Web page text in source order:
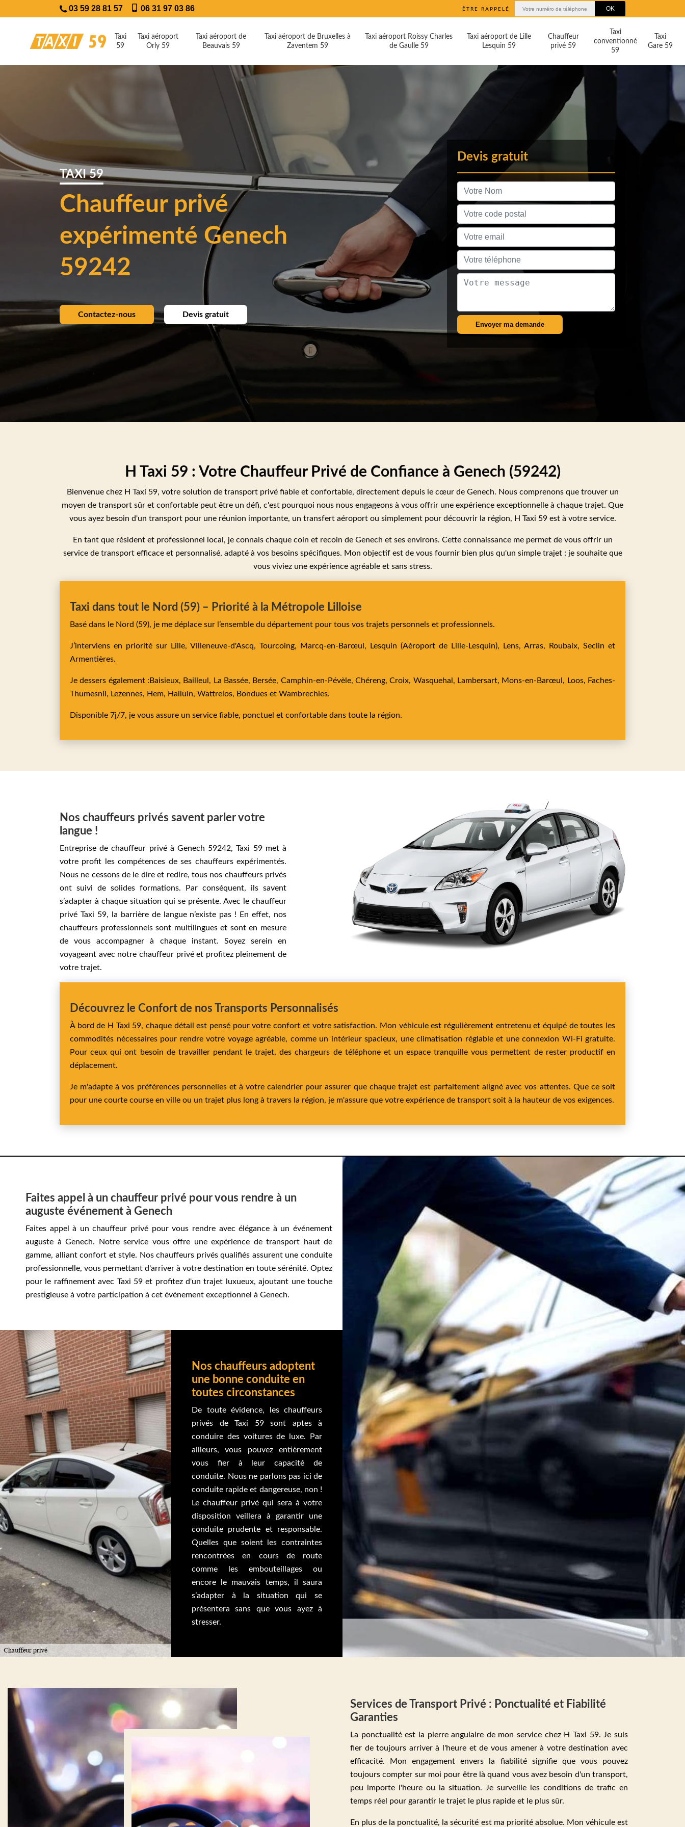
03 59 28 81 57 06 31 97 03 86 ÊTRE RAPPELÉ
Taxi
59
Taxi aéroport
Orly 59
Taxi aéroport de
Beauvais 59
Taxi aéroport de Bruxelles à
Zaventem 59
Taxi aéroport Roissy Charles
de Gaulle 59
Taxi aéroport de Lille
Lesquin 59
Chauffeur
privé 59
Taxi
conventionné
59
Taxi
Gare 59
TAXI 59
Chauffeur privé
expérimenté Genech
59242
Contactez-nous Devis gratuit
Devis gratuit
H Taxi 59 : Votre Chauffeur Privé de Confiance à Genech (59242)
Bienvenue chez H Taxi 59, votre solution de transport privé fiable et confortable, directement depuis le cœur de Genech. Nous comprenons que trouver un
moyen de transport sûr et confortable peut être un défi, c'est pourquoi nous nous engageons à vous offrir une expérience exceptionnelle à chaque trajet. Que
vous ayez besoin d'un transport pour une réunion importante, un transfert aéroport ou simplement pour découvrir la région, H Taxi 59 est à votre service.
En tant que résident et professionnel local, je connais chaque coin et recoin de Genech et ses environs. Cette connaissance me permet de vous offrir un
service de transport efficace et personnalisé, adapté à vos besoins spécifiques. Mon objectif est de vous fournir bien plus qu'un simple trajet : je souhaite que
vous viviez une expérience agréable et sans stress.
Taxi dans tout le Nord (59) – Priorité à la Métropole Lilloise
Basé dans le Nord (59), je me déplace sur l’ensemble du département pour tous vos trajets personnels et professionnels.
J’interviens en priorité sur Lille, Villeneuve-d'Ascq, Tourcoing, Marcq-en-Barœul, Lesquin (Aéroport de Lille-Lesquin), Lens, Arras, Roubaix, Seclin et
Armentières.
Je dessers également : Baisieux, Bailleul, La Bassée, Bersée, Camphin-en-Pévèle,Chéreng,Croix, Wasquehal, Lambersart, Mons-en-Barœul, Loos, Faches-
Thumesnil, Lezennes, Hem, Halluin, Wattrelos, Bondues et Wambrechies.
Disponible 7j/7, je vous assure un service fiable, ponctuel et confortable dans toute la région.
Nos chauffeurs privés savent parler votre
langue !
Entreprise de chauffeur privé à Genech 59242, Taxi 59 met à
votre profit les compétences de ses chauffeurs expérimentés.
Nous ne cessons de le dire et redire, tous nos chauffeurs privés
ont suivi de solides formations. Par conséquent, ils savent
s’adapter à chaque situation qui se présente. Avec le chauffeur
privé Taxi 59, la barrière de langue n’existe pas ! En effet, nos
chauffeurs professionnels sont multilingues et sont en mesure
de vous accompagner à chaque instant. Soyez serein en
voyageant avec notre chauffeur privé et profitez pleinement de
votre trajet.
Découvrez le Confort de nos Transports Personnalisés
À bord de H Taxi 59, chaque détail est pensé pour votre confort et votre satisfaction. Mon véhicule est régulièrement entretenu et équipé de toutes les
commodités nécessaires pour rendre votre voyage agréable, comme un intérieur spacieux, une climatisation réglable et une connexion Wi-Fi gratuite.
Pour ceux qui ont besoin de travailler pendant le trajet, des chargeurs de téléphone et un espace tranquille vous permettent de rester productif en
déplacement.
Je m'adapte à vos préférences personnelles et à votre calendrier pour assurer que chaque trajet est parfaitement aligné avec vos attentes. Que ce soit
pour une courte course en ville ou un trajet plus long à travers la région, je m'assure que votre expérience de transport soit à la hauteur de vos exigences.
Faites appel à un chauffeur privé pour vous rendre à un
auguste événement à Genech
Faites appel à un chauffeur privé pour vous rendre avec élégance à un événement
auguste à Genech. Notre service vous offre une expérience de transport haut de
gamme, alliant confort et style. Nos chauffeurs privés qualifiés assurent une conduite
professionnelle, vous permettant d'arriver à votre destination en toute sérénité. Optez
pour le raffinement avec Taxi 59 et profitez d'un trajet luxueux, ajoutant une touche
prestigieuse à votre participation à cet événement exceptionnel à Genech.
Nos chauffeurs adoptent
une bonne conduite en
toutes circonstances
De toute évidence, les chauffeurs
privés de Taxi 59 sont aptes à
conduire des voitures de luxe. Par
ailleurs, vous pouvez entièrement
vous fier à leur capacité de
conduite. Nous ne parlons pas ici de
conduite rapide et dangereuse, non !
Le chauffeur privé qui sera à votre
disposition veillera à garantir une
conduite prudente et responsable.
Quelles que soient les contraintes
rencontrées en cours de route
comme les embouteillages ou
encore le mauvais temps, il saura
s’adapter à la situation qui se
présentera sans que vous ayez à
stresser.
Services de Transport Privé : Ponctualité et Fiabilité
Garanties
La ponctualité est la pierre angulaire de mon service chez H Taxi 59. Je suis
fier de toujours arriver à l'heure et de vous amener à votre destination avec
efficacité. Mon engagement envers la fiabilité signifie que vous pouvez
toujours compter sur moi pour être là quand vous avez besoin d'un transport,
peu importe l'heure ou la situation. Je surveille les conditions de trafic en
temps réel pour garantir le trajet le plus rapide et le plus sûr.
En plus de la ponctualité, la sécurité est ma priorité absolue. Mon véhicule est